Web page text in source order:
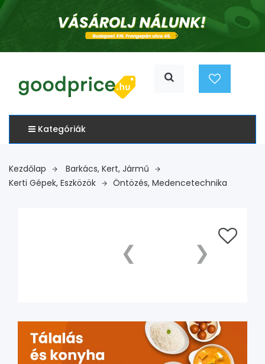
Kategóriák
Kezdőlap
Barkács, Kert, Jármű
Kerti Gépek, Eszközök
Öntözés, Medencetechnika